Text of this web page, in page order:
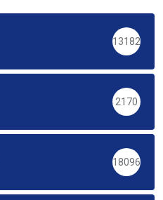
13182
2170
18096